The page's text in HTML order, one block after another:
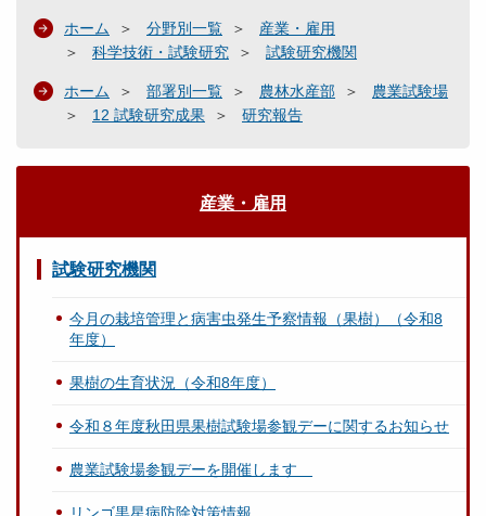
ホーム 分野別一覧
産業・雇用
科学技術・試験研究
試験研究機関
ホーム 部署別一覧 農林水産部
農業試験場
12 試験研究成果
研究報告
産業・雇用
試験研究機関
今月の栽培管理と病害虫発生予察情報（果樹）（令和8
年度）
果樹の生育状況（令和8年度）
令和８年度秋田県果樹試験場参観デーに関するお知らせ
農業試験場参観デーを開催します